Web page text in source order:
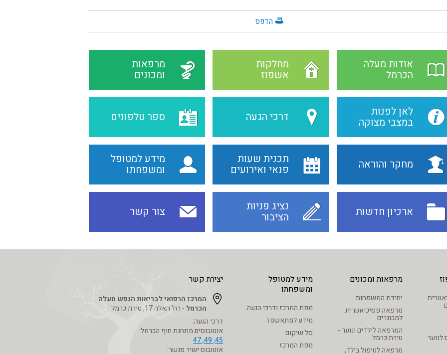
הדפס
אודות מעלה
הכרמל
מחלקות
אשפוז
מרפאות
ומכונים
לאן לפנות
במצבי מצוקה דרכי הגעה ספר טלפונים
מחקר והוראה תכנית שעות
פנאי ואירועים
מידע למטופל
ומשפחתו
ארכיון חדשות נציג פניות
הציבור צור קשר
יצירת קשר
המרכז הרפואי לבריאות הנפש מעלה
הכרמל - רח' האלה 17, טירת כרמל
דרכי הגעה:
אוטובוסים מתחנת חוף הכרמל:
45, 49, 47
אוטובוס ישיר מנשר:
לנוער
מרפאות ומכונים
יחידת המשפחות
מרפאה פסיכיאטרית
למבוגרים
המרפאה לילדים ונוער -
טירת כרמל
מרפאה לטיפול בילד,
מידע למטופל
ומשפחתו
מפת המרכז ודרכי הגעה
מידע למתאשפז
סל שיקום
מפת המרכז